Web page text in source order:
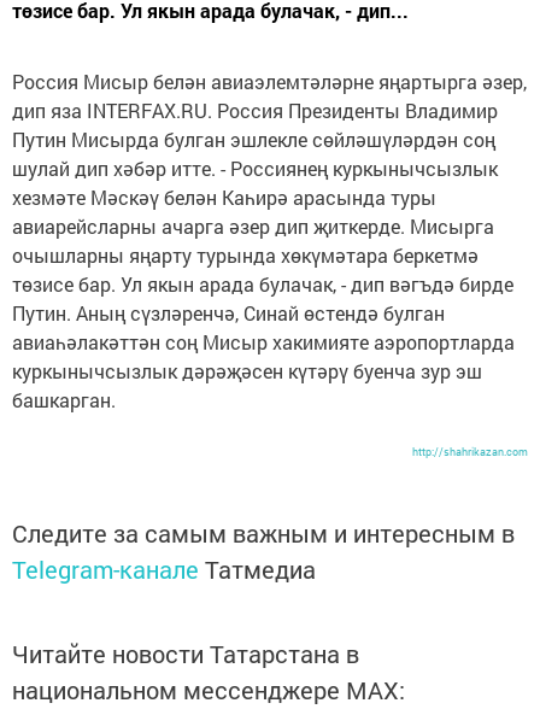
төзисе бар. Ул якын арада булачак, - дип...
Россия Мисыр белән авиаэлемтәләрне яңартырга әзер,
дип яза INTERFAX.RU. Россия Президенты Владимир
Путин Мисырда булган эшлекле сөйләшүләрдән соң
шулай дип хәбәр итте. - Россиянең куркынычсызлык
хезмәте Мәскәү белән Каһирә арасында туры
авиарейсларны ачарга әзер дип җиткерде. Мисырга
очышларны яңарту турында хөкүмәтара беркетмә
төзисе бар. Ул якын арада булачак, - дип вәгъдә бирде
Путин. Аның сүзләренчә, Синай өстендә булган
авиаһәлакәттән соң Мисыр хакимияте аэропортларда
куркынычсызлык дәрәҗәсен күтәрү буенча зур эш
башкарган.
http://shahrikazan.com
Следите за самым важным и интересным в
Telegram-канале Татмедиа
Читайте новости Татарстана в
национальном мессенджере MАХ: